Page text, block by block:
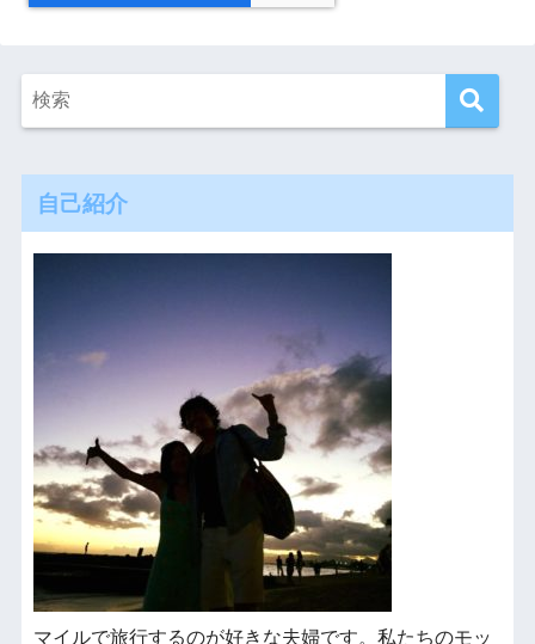
自己紹介
マイルで旅行するのが好きな夫婦です。私たちのモッ